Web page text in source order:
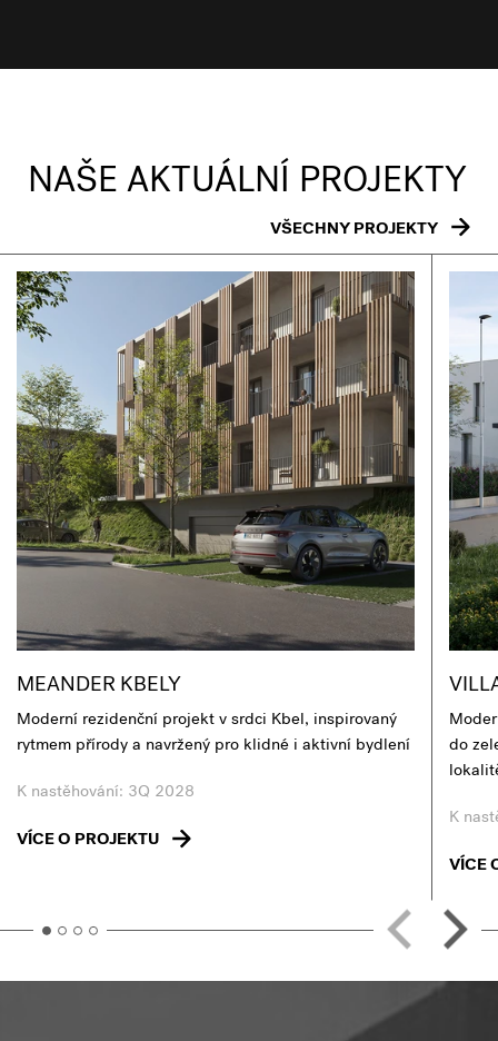
NAŠE AKTUÁLNÍ PROJEKTY
VŠECHNY PROJEKTY
MEANDER KBELY
Moderní rezidenční projekt v srdci Kbel, inspirovaný
rytmem přírody a navržený pro klidné i aktivní bydlení
K nastěhování: 3Q 2028
VÍCE O PROJEKTU
do
K
VÍCE